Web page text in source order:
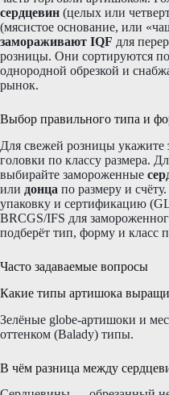
сердцевин (целых или
(мясистое основание, или
замораживают IQF для
розницы. Они сортируются по
однородной обрезкой и
рынок.
Выбор правильного типа и
Для свежей розницы укажите
головки по классу размера.
выбирайте замороженные
или донца по размеру и
упаковку и сертификацию
BRCGS/IFS для
подберёт тип, форму и класс
Часто задаваемые вопросы
Какие типы артишока
Зелёные globe-артишоки и
оттенком (Balady) типы.
В чём разница между